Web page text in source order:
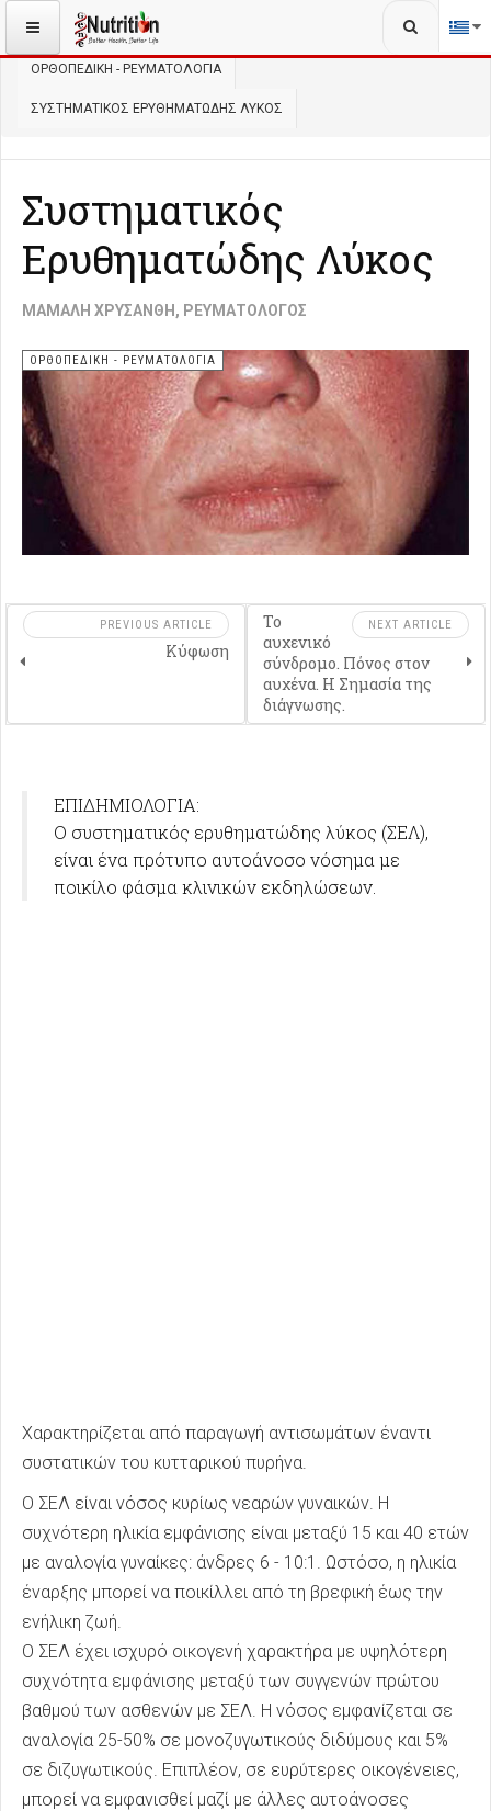
ΒΡΊΣΚΕΣΤΕ ΕΔΏ:
ΟΡΘΟΠΕΔΙΚΉ - ΡΕΥΜΑΤΟΛΟΓΊΑ
ΣΥΣΤΗΜΑΤΙΚΌΣ ΕΡΥΘΗΜΑΤΏΔΗΣ ΛΎΚΟΣ
Συστηματικός
Ερυθηματώδης Λύκος
ΜΆΜΑΛΗ ΧΡΥΣΆΝΘΗ, ΡΕΥΜΑΤΟΛΌΓΟΣ
ΟΡΘΟΠΕΔΙΚΉ - ΡΕΥΜΑΤΟΛΟΓΊΑ
PREVIOUS ARTICLE
Κύφωση
NEXT ARTICLE
Το
αυχενικό
σύνδρομο. Πόνος στον
αυχένα. Η Σημασία της
διάγνωσης.
ΕΠΙΔΗΜΙΟΛΟΓΙΑ:
Ο συστηματικός ερυθηματώδης λύκος (ΣΕΛ),
είναι ένα πρότυπο αυτοάνοσο νόσημα με
ποικίλο φάσμα κλινικών εκδηλώσεων.
Χαρακτηρίζεται από παραγωγή αντισωμάτων έναντι
συστατικών του κυτταρικού πυρήνα.
Ο ΣΕΛ είναι νόσος κυρίως νεαρών γυναικών. Η
συχνότερη ηλικία εμφάνισης είναι μεταξύ 15 και 40 ετών
με αναλογία γυναίκες: άνδρες 6 - 10:1. Ωστόσο, η ηλικία
έναρξης μπορεί να ποικίλλει από τη βρεφική έως την
ενήλικη ζωή.
Ο ΣΕΛ έχει ισχυρό οικογενή χαρακτήρα με υψηλότερη
συχνότητα εμφάνισης μεταξύ των συγγενών πρώτου
βαθμού των ασθενών με ΣΕΛ. Η νόσος εμφανίζεται σε
αναλογία 25-50% σε μονοζυγωτικούς διδύμους και 5%
σε διζυγωτικούς. Επιπλέον, σε ευρύτερες οικογένειες,
μπορεί να εμφανισθεί μαζί με άλλες αυτοάνοσες